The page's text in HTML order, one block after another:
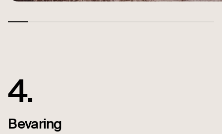
4.
Bevaring